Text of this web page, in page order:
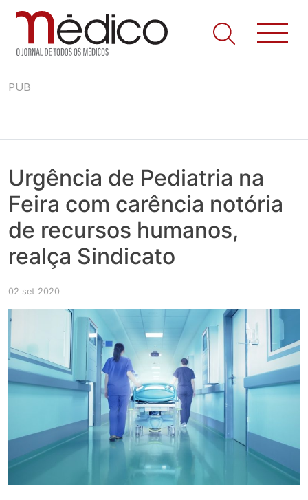
to
Jornal Médico
Médico – O Jornal de Todos os Médicos. Onde as notícias
realmente contam! Tudo o que se passa na Saúde!
PUB
Urgência de Pediatria na
Feira com carência notória
de recursos humanos,
realça Sindicato
02 set 2020